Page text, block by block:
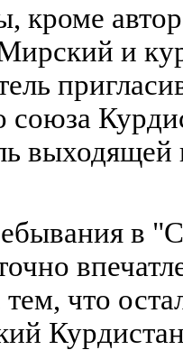
кроме
и
союза
в
что